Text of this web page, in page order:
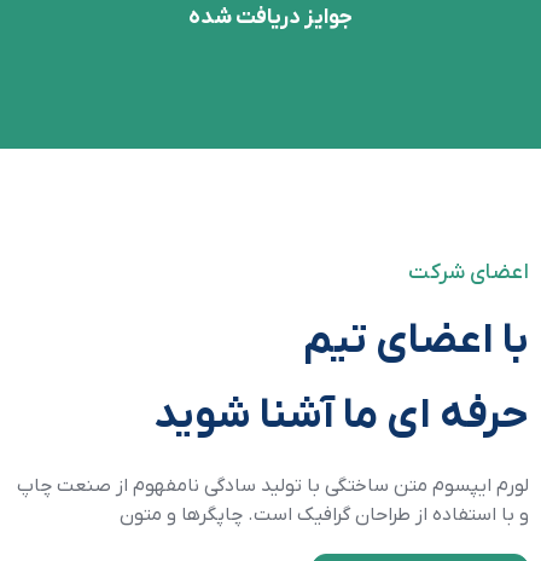
جوایز دریافت شده
اعضای شرکت
با اعضای تیم
حرفه ای ما آشنا شوید
لورم ایپسوم متن ساختگی با تولید سادگی نامفهوم از صنعت چاپ
و با استفاده از طراحان گرافیک است. چاپگرها و متون